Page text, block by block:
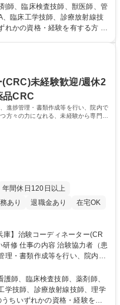
患者(被
験者のスケジュール管理 ・被
査への同席 ・院内スタッフへ
からの復帰率は90%以上、育
も安心
師、臨床検査技師、獣医師、管
臨床工学技師、診療放射線技
れかの資格・経験を有する方 ■
査内容や薬剤について補足説
アップを目指せます。 【研修
修を5日間受けていただき、テ
ートいたします。 学歴・
語学力： 資格：看護師 臨床検
(CRC)未経験歓迎/週休2
品CRC
進捗管理・書類作成等を行い、院内で
方々の力になれる、未経験から専門性
年間休日120日以上
あり 退職金あり
在宅OK
者（患
理・書類作成等を行い、院内で
を待つ方々の力になれる、未
【詳細】・治験に
助説明 ・被験者のスケジュー
・診療、検査への同席 ・院内
師、臨床検査技師、薬剤師、
学技師、診療放射線技師、理学
ちいずれかの資格・経験を有